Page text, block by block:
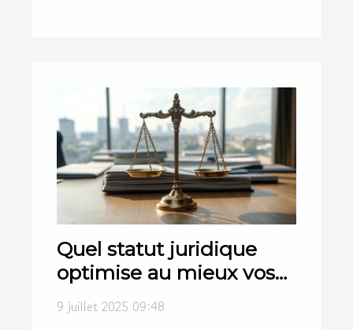
Quel statut juridique
optimise au mieux vos
revenus et sécurité?
9 juillet 2025 09:48